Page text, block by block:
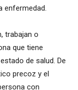
enfermedad.
trabajan o
que tiene
de salud. De
precoz y el
con